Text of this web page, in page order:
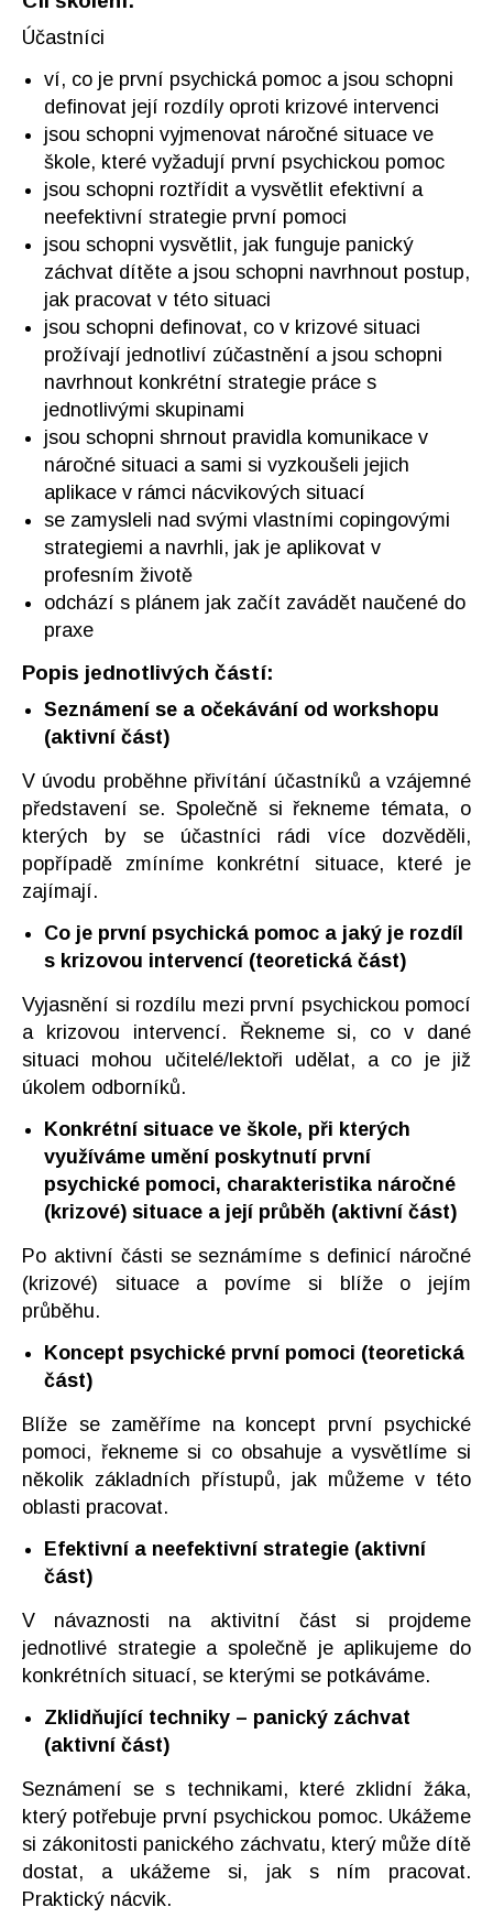
Účastníci
ví, co je první psychická pomoc a jsou schopni
definovat její rozdíly oproti krizové intervenci
jsou schopni vyjmenovat náročné situace ve
škole, které vyžadují první psychickou pomoc
jsou schopni roztřídit a vysvětlit efektivní a
neefektivní strategie první pomoci
jsou schopni vysvětlit, jak funguje panický
záchvat dítěte a jsou schopni navrhnout postup,
jak pracovat v této situaci
jsou schopni definovat, co v krizové situaci
prožívají jednotliví zúčastnění a jsou schopni
navrhnout konkrétní strategie práce s
jednotlivými skupinami
jsou schopni shrnout pravidla komunikace v
náročné situaci a sami si vyzkoušeli jejich
aplikace v rámci nácvikových situací
se zamysleli nad svými vlastními copingovými
strategiemi a navrhli, jak je aplikovat v
profesním životě
odchází s plánem jak začít zavádět naučené do
praxe
Popis jednotlivých částí:
Seznámení se a očekávání od workshopu
(aktivní část)
V úvodu proběhne přivítání účastníků a vzájemné
představení se. Společně si řekneme témata, o
kterých by se účastníci rádi více dozvěděli,
popřípadě zmíníme konkrétní situace, které je
zajímají.
Co je první psychická pomoc a jaký je rozdíl
s krizovou intervencí (teoretická část)
Vyjasnění si rozdílu mezi první psychickou pomocí
a krizovou intervencí. Řekneme si, co v dané
situaci mohou učitelé/lektoři udělat, a co je již
úkolem odborníků.
Konkrétní situace ve škole, při kterých
využíváme umění poskytnutí první
psychické pomoci, charakteristika náročné
(krizové) situace a její průběh (aktivní část)
Po aktivní části se seznámíme s definicí náročné
(krizové) situace a povíme si blíže o jejím
průběhu.
Koncept psychické první pomoci (teoretická
část)
Blíže se zaměříme na koncept první psychické
pomoci, řekneme si co obsahuje a vysvětlíme si
několik základních přístupů, jak můžeme v této
oblasti pracovat.
Efektivní a neefektivní strategie (aktivní
část)
V návaznosti na aktivitní část si projdeme
jednotlivé strategie a společně je aplikujeme do
konkrétních situací, se kterými se potkáváme.
Zklidňující techniky – panický záchvat
(aktivní část)
Seznámení se s technikami, které zklidní žáka,
který potřebuje první psychickou pomoc. Ukážeme
si zákonitosti panického záchvatu, který může dítě
dostat, a ukážeme si, jak s ním pracovat.
Praktický nácvik.